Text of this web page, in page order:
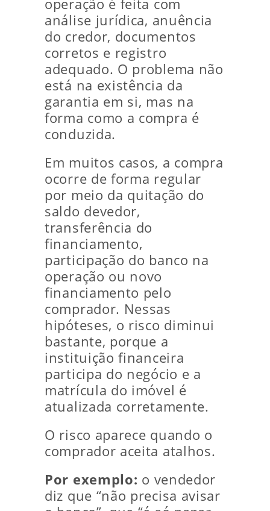
operação é feita com
análise jurídica, anuência
do credor, documentos
corretos e registro
adequado. O problema não
está na existência da
garantia em si, mas na
forma como a compra é
conduzida.
Em muitos casos, a compra
ocorre de forma regular
por meio da quitação do
saldo devedor,
transferência do
financiamento,
participação do banco na
operação ou novo
financiamento pelo
comprador. Nessas
hipóteses, o risco diminui
bastante, porque a
instituição financeira
participa do negócio e a
matrícula do imóvel é
atualizada corretamente.
O risco aparece quando o
comprador aceita atalhos.
Por exemplo: o vendedor
diz que “não precisa avisar